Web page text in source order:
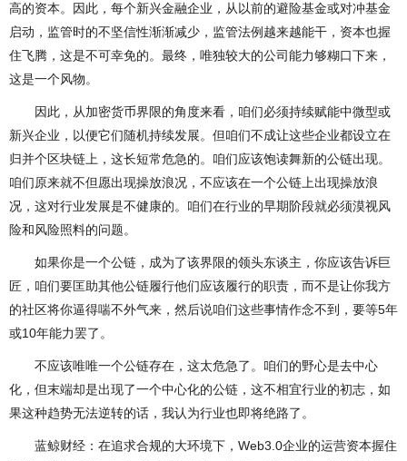
高的资本。因此，每个新兴金融企业，从以前的避险基金或对冲基金
启动，监管时的不坚信性渐渐减少，监管法例越来越能干，资本也握
住飞腾，这是不可幸免的。最终，唯独较大的公司能力够糊口下来，
这是一个风物。
因此，从加密货币界限的角度来看，咱们必须持续赋能中微型或
新兴企业，以便它们随机持续发展。但咱们不成让这些企业都设立在
归并个区块链上，这长短常危急的。咱们应该饱读舞新的公链出现。
咱们原来就不但愿出现操放浪况，不应该在一个公链上出现操放浪
况，这对行业发展是不健康的。咱们在行业的早期阶段就必须漠视风
险和风险照料的问题。
如果你是一个公链，成为了该界限的领头东谈主，你应该告诉巨
匠，咱们要匡助其他公链履行他们应该履行的职责，而不是让你我方
的社区将你逼得喘不外气来，然后说咱们这些事情作念不到，要等5年
或10年能力罢了。
不应该唯唯一个公链存在，这太危急了。咱们的野心是去中心
化，但末端却是出现了一个中心化的公链，这不相宜行业的初志，如
果这种趋势无法逆转的话，我认为行业也即将绝路了。
蓝鲸财经：在追求合规的大环境下，Web3.0企业的运营资本握住